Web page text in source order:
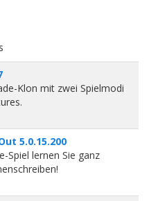
Klon mit zwei Spielmodi
5.0.15.200
Spiel lernen Sie ganz